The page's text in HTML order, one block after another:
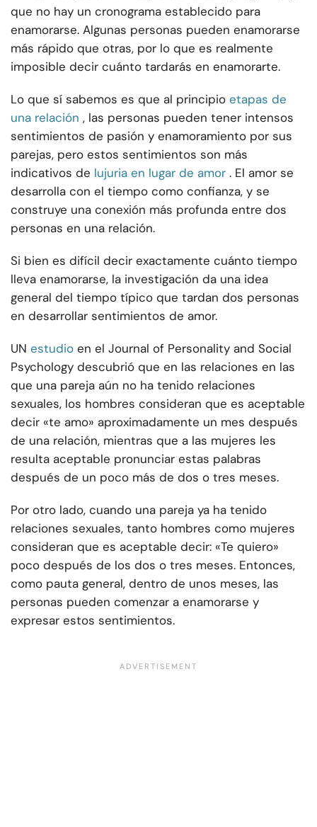
que no hay un cronograma establecido para
enamorarse. Algunas personas pueden enamorarse
más rápido que otras, por lo que es realmente
imposible decir cuánto tardarás en enamorarte.
Lo que sí sabemos es que al principio etapas de
una relación , las personas pueden tener intensos
sentimientos de pasión y enamoramiento por sus
parejas, pero estos sentimientos son más
indicativos de lujuria en lugar de amor . El amor se
desarrolla con el tiempo como confianza, y se
construye una conexión más profunda entre dos
personas en una relación.
Si bien es difícil decir exactamente cuánto tiempo
lleva enamorarse, la investigación da una idea
general del tiempo típico que tardan dos personas
en desarrollar sentimientos de amor.
UN estudio en el Journal of Personality and Social
Psychology descubrió que en las relaciones en las
que una pareja aún no ha tenido relaciones
sexuales, los hombres consideran que es aceptable
decir «te amo» aproximadamente un mes después
de una relación, mientras que a las mujeres les
resulta aceptable pronunciar estas palabras
después de un poco más de dos o tres meses.
Por otro lado, cuando una pareja ya ha tenido
relaciones sexuales, tanto hombres como mujeres
consideran que es aceptable decir: «Te quiero»
poco después de los dos o tres meses. Entonces,
como pauta general, dentro de unos meses, las
personas pueden comenzar a enamorarse y
expresar estos sentimientos.